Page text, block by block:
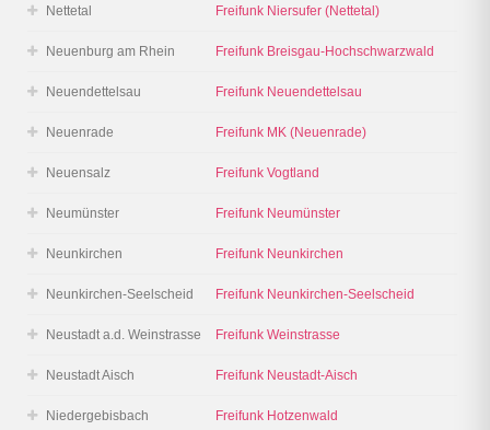
Nettetal Freifunk Niersufer (Nettetal)
Neuenburg am Rhein Freifunk Breisgau-Hochschwarzwald
Neuendettelsau Freifunk Neuendettelsau
Neuenrade Freifunk MK (Neuenrade)
Neuensalz Freifunk Vogtland
Neumünster Freifunk Neumünster
Neunkirchen Freifunk Neunkirchen
Neunkirchen-Seelscheid Freifunk Neunkirchen-Seelscheid
Neustadt a.d. Weinstrasse Freifunk Weinstrasse
Neustadt Aisch Freifunk Neustadt-Aisch
Niedergebisbach Freifunk Hotzenwald